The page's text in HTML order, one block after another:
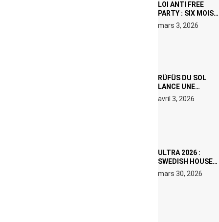
LOI ANTI FREE
PARTY : SIX MOIS
DE PRISON ET 5
000 € D’AMENDE
mars 3, 2026
RÜFÜS DU SOL
LANCE UNE
RÉSIDENCE DJ
SET DE QUATRE
avril 3, 2026
ULTRA 2026 :
SWEDISH HOUSE
MAFIA RETROUVE
ERIC PRYDZ DANS
mars 30, 2026